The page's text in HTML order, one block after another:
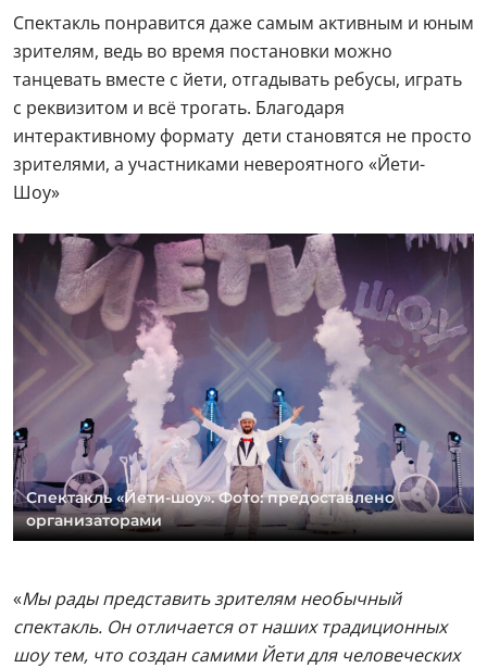
Спектакль понравится даже самым активным и юным
зрителям, ведь во время постановки можно
танцевать вместе с йети, отгадывать ребусы, играть
с реквизитом и всё трогать. Благодаря
интерактивному формату дети становятся не просто
зрителями, а участниками невероятного «Йети-
Шоу»
Спектакль «Йети-шоу». Фото: предоставлено
организаторами
«Мы рады представить зрителям необычный
спектакль. Он отличается от наших традиционных
шоу тем, что создан самими Йети для человеческих